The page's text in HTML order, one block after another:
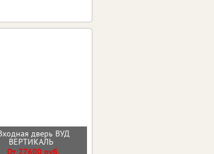
дверь ВУД
ВЕРТИКАЛЬ
От 27600 руб.